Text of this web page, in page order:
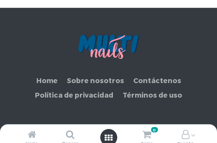
0
Home Sobre nosotros
Contáctenos
Política de privacidad
Términos de uso
Copyright ©COMERCIAL MAKEMORE LIMITADA